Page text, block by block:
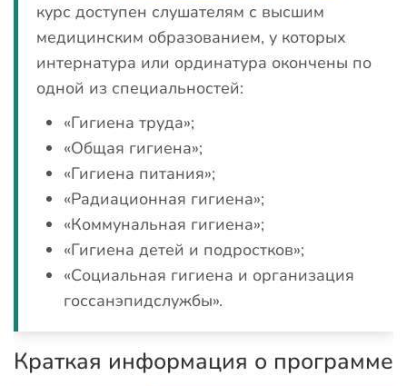
курс доступен слушателям с высшим
медицинским образованием, у которых
интернатура или ординатура окончены по
одной из специальностей:
«Гигиена труда»;
«Общая гигиена»;
«Гигиена питания»;
«Радиационная гигиена»;
«Коммунальная гигиена»;
«Гигиена детей и подростков»;
«Социальная гигиена и организация
госсанэпидслужбы».
Краткая информация о программе